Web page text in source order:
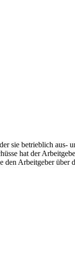
sie betrieblich aus-­
hat der
den Arbeitgeber über